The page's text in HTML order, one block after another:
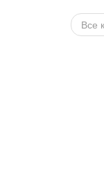
Все